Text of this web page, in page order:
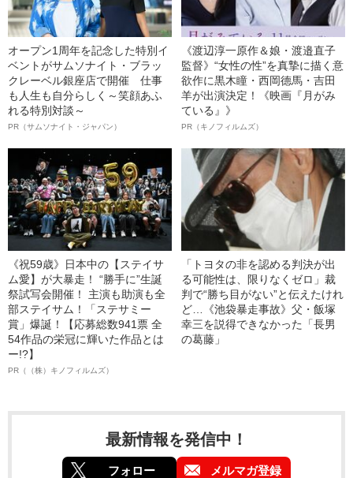
オープン1周年を記念した特別イ
ベントがサムソナイト・ブラッ
クレーベル銀座店で開催 仕事
も人生も自分らしく～笑顔あふ
れる特別対談～
PR（サムソナイト・ジャパン）
《渡辺淳一原作＆娘・渡邉直子
監督》“女性の性”を真摯に描く意
欲作に黒木瞳・西岡德馬・吉田
羊が出演決定！《映画『月がみ
ている』》
PR（キノフィルムズ）
《祝59歳》日本中の【ステイサ
ム愛】が大暴走！ “勝手に”生誕
祭試写会開催！ 主演も助演も全
部ステイサム！「ステサミー
賞」爆誕！【応募総数941票 全
54作品の栄冠に輝いた作品とは
ー!?】
PR（（株）キノフィルムズ）
「トヨタの非を認める判決が出
る可能性は、限りなくゼロ」裁
判で“勝ち目がない”と伝えたけれ
ど…《池袋暴走事故》父・飯塚
幸三を説得できなかった「長男
の葛藤」
最新情報を発信中！
フォロー メルマガ登録